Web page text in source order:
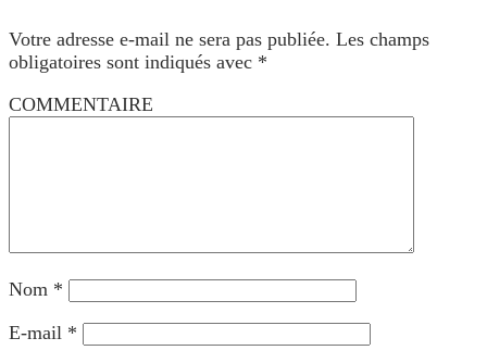
Votre adresse e-mail ne sera pas publiée. Les champs
obligatoires sont indiqués avec *
COMMENTAIRE
Nom *
E-mail *